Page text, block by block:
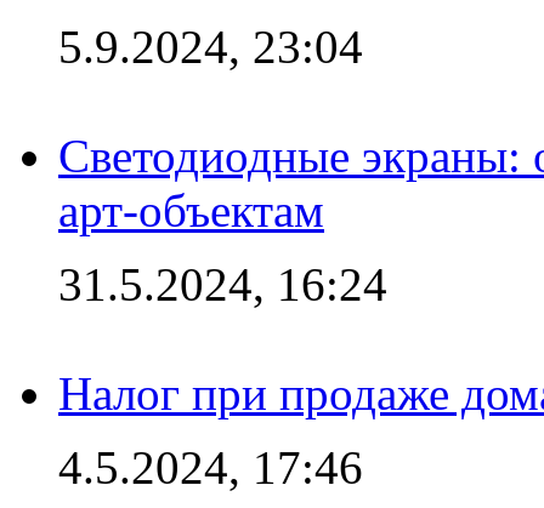
5.9.2024, 23:04
Светодиодные
арт-объектам
31.5.2024, 16:24
Налог при продаже
4.5.2024, 17:46